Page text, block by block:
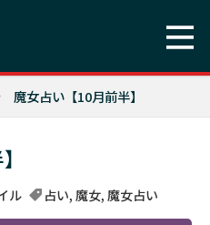
魔女占い【10月前半】
ル 占い, 魔女, 魔女占い